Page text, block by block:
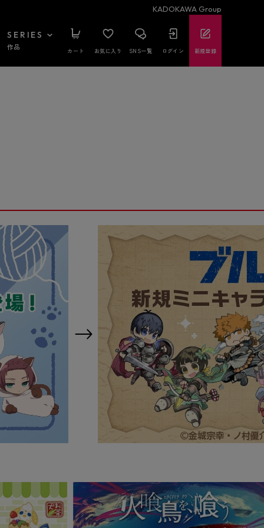
KADOKAWA Group
SERIES
作品 カート お気に入り SNS一覧 ログイン 新規登録